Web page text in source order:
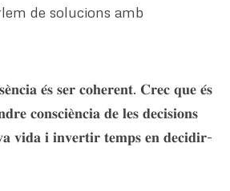
de solucions amb
𝐞́𝐬 𝐬𝐞𝐫 𝐜𝐨𝐡𝐞𝐫𝐞𝐧𝐭. 𝐂𝐫𝐞𝐜 𝐪𝐮𝐞 𝐞́𝐬
𝐜𝐨𝐧𝐬𝐜𝐢𝐞̀𝐧𝐜𝐢𝐚 𝐝𝐞 𝐥𝐞𝐬 𝐝𝐞𝐜𝐢𝐬𝐢𝐨𝐧𝐬
𝐯𝐢𝐝𝐚 𝐢 𝐢𝐧𝐯𝐞𝐫𝐭𝐢𝐫 𝐭𝐞𝐦𝐩𝐬 𝐞𝐧 𝐝𝐞𝐜𝐢𝐝𝐢𝐫-